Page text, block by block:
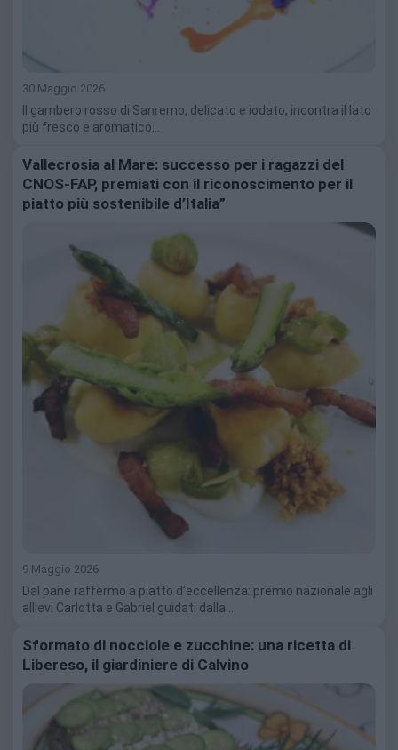
30 Maggio 2026
Il gambero rosso di Sanremo, delicato e iodato, incontra il lato
più fresco e aromatico…
Vallecrosia al Mare: successo per i ragazzi del
CNOS-FAP, premiati con il riconoscimento per il
piatto più sostenibile d’Italia”
9 Maggio 2026
Dal pane raffermo a piatto d’eccellenza: premio nazionale agli
allievi Carlotta e Gabriel guidati dalla…
Sformato di nocciole e zucchine: una ricetta di
Libereso, il giardiniere di Calvino